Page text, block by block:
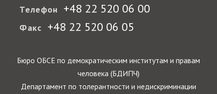
Телефон +48 22 520 06 00
Факс +48 22 520 06 05
Бюро ОБСЕ по демократическим институтам и правам
человека (БДИПЧ)
Департамент по толерантности и недискриминации